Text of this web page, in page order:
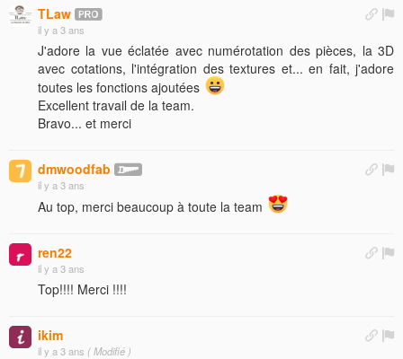
TLaw
il y a 3 ans
J'adore la vue éclatée avec numérotation des pièces, la 3D
avec cotations, l'intégration des textures et... en fait, j'adore
toutes les fonctions ajoutées
Excellent travail de la team.
Bravo... et merci
dmwoodfab
il y a 3 ans
Au top, merci beaucoup à toute la team
ren22
il y a 3 ans
Top!!!! Merci !!!!
ikim
il y a 3 ans ( Modifié )